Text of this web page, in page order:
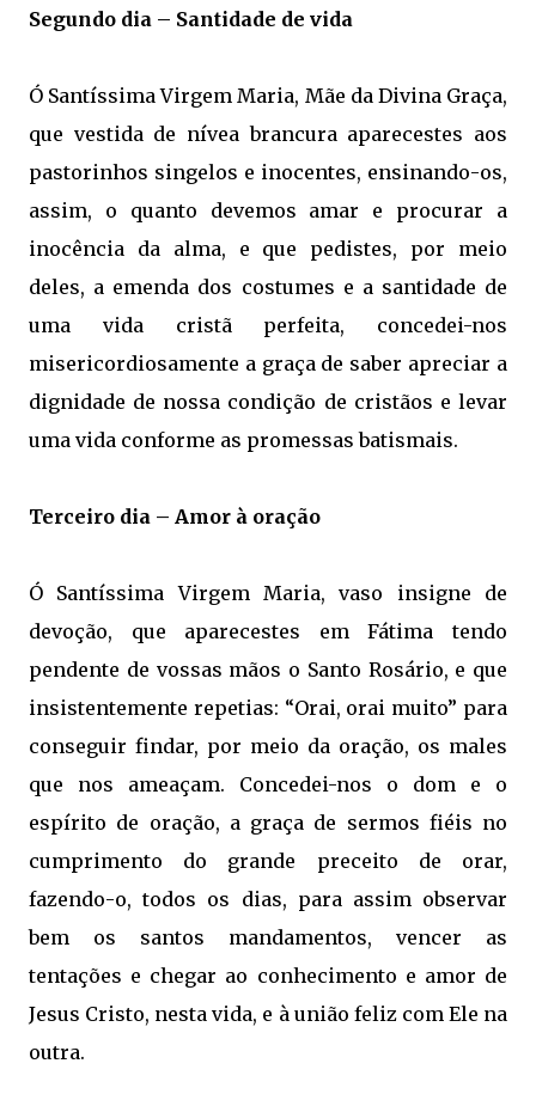
Segundo dia – Santidade de vida
Ó Santíssima Virgem Maria, Mãe da Divina Graça,
que vestida de nívea brancura aparecestes aos
pastorinhos singelos e inocentes, ensinando-os,
assim, o quanto devemos amar e procurar a
inocência da alma, e que pedistes, por meio
deles, a emenda dos costumes e a santidade de
uma vida cristã perfeita, concedei-nos
misericordiosamente a graça de saber apreciar a
dignidade de nossa condição de cristãos e levar
uma vida conforme as promessas batismais.
Terceiro dia – Amor à oração
Ó Santíssima Virgem Maria, vaso insigne de
devoção, que aparecestes em Fátima tendo
pendente de vossas mãos o Santo Rosário, e que
insistentemente repetias: “Orai, orai muito” para
conseguir findar, por meio da oração, os males
que nos ameaçam. Concedei-nos o dom e o
espírito de oração, a graça de sermos fiéis no
cumprimento do grande preceito de orar,
fazendo-o, todos os dias, para assim observar
bem os santos mandamentos, vencer as
tentações e chegar ao conhecimento e amor de
Jesus Cristo, nesta vida, e à união feliz com Ele na
outra.